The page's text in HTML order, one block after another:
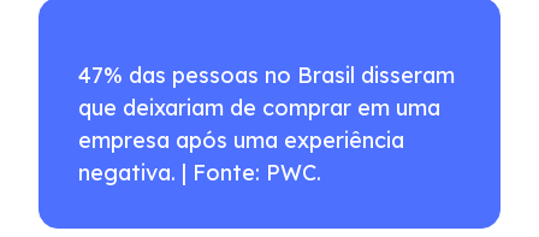
47% das pessoas no Brasil disseram
que deixariam de comprar em uma
empresa após uma experiência
negativa. | Fonte: PWC.